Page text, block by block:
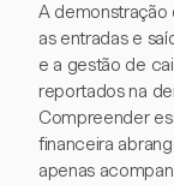
A demonstração
as entradas e
e a gestão de
reportados na
Compreender
financeira
apenas